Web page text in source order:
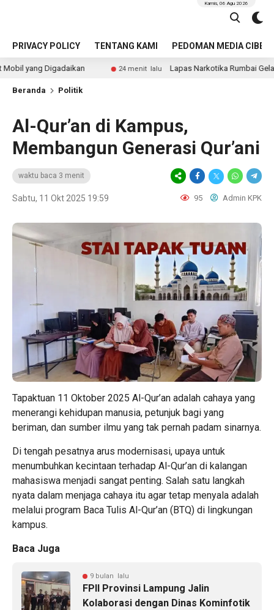
PRIVACY POLICY TENTANG KAMI PEDOMAN MEDIA CIBER
Kamis, 06 Agu 2026
24 menit lalu Lapas Narkotika Rumbai Gelar Tes Urine
Beranda Politik
Al-Qur’an di Kampus,
Membangun Generasi Qur’ani
waktu baca 3 menit
Sabtu, 11 Okt 2025 19:59 95 Admin KPK
Tapaktuan 11 Oktober 2025 Al-Qur’an adalah cahaya yang
menerangi kehidupan manusia, petunjuk bagi yang
beriman, dan sumber ilmu yang tak pernah padam sinarnya.
Di tengah pesatnya arus modernisasi, upaya untuk
menumbuhkan kecintaan terhadap Al-Qur’an di kalangan
mahasiswa menjadi sangat penting. Salah satu langkah
nyata dalam menjaga cahaya itu agar tetap menyala adalah
melalui program Baca Tulis Al-Qur’an (BTQ) di lingkungan
kampus.
Baca Juga
9 bulan lalu
FPII Provinsi Lampung Jalin
Kolaborasi dengan Dinas Kominfotik